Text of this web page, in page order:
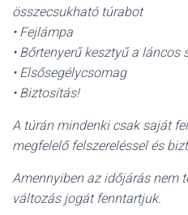
összecsukható túrabot
• Fejlámpa
• Bőrtenyerű kesztyű a láncos
• Elsősegélycsomag
• Biztosítás!
A túrán mindenki csak saját
megfelelő felszereléssel és
Amennyiben az időjárás nem
változás jogát fenntartjuk.